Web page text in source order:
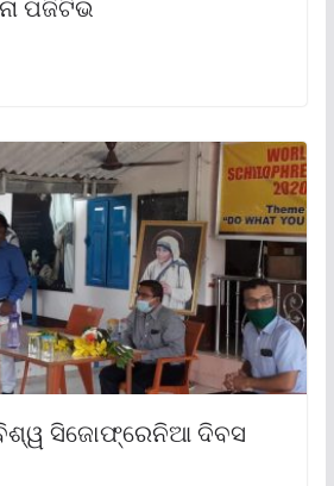
ପଜିଟିଭ
ସିଜୋଫ୍ରେନିଆ ଦିବସ